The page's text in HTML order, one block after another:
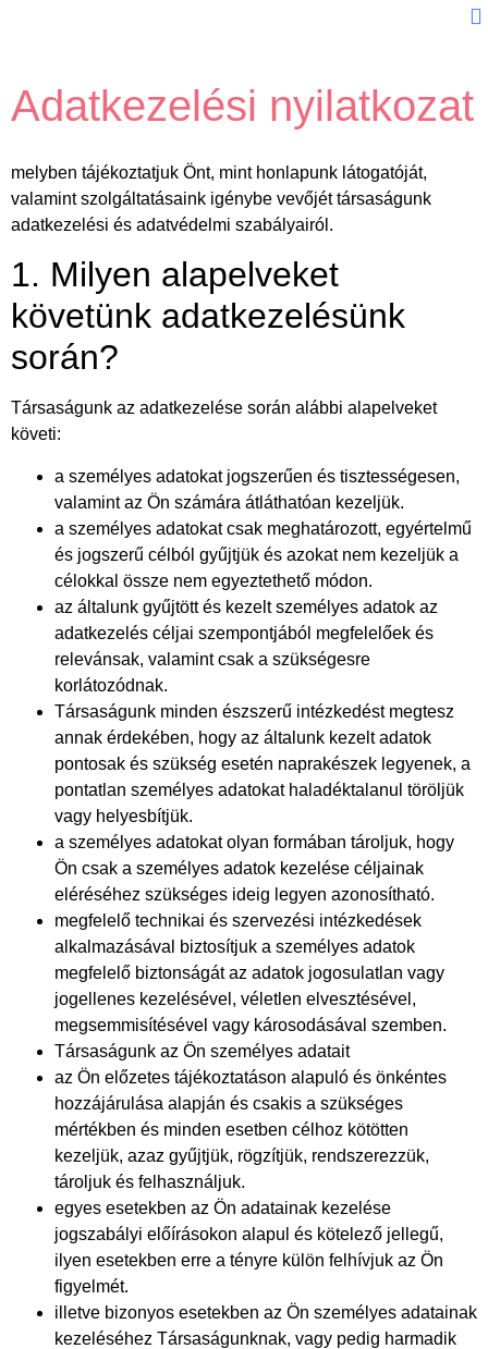
Adatkezelési nyilatkozat
melyben tájékoztatjuk Önt, mint honlapunk látogatóját,
valamint szolgáltatásaink igénybe vevőjét társaságunk
adatkezelési és adatvédelmi szabályairól.
1. Milyen alapelveket
követünk adatkezelésünk
során?
Társaságunk az adatkezelése során alábbi alapelveket
követi:
a személyes adatokat jogszerűen és tisztességesen,
valamint az Ön számára átláthatóan kezeljük.
a személyes adatokat csak meghatározott, egyértelmű
és jogszerű célból gyűjtjük és azokat nem kezeljük a
célokkal össze nem egyeztethető módon.
az általunk gyűjtött és kezelt személyes adatok az
adatkezelés céljai szempontjából megfelelőek és
relevánsak, valamint csak a szükségesre
korlátozódnak.
Társaságunk minden észszerű intézkedést megtesz
annak érdekében, hogy az általunk kezelt adatok
pontosak és szükség esetén naprakészek legyenek, a
pontatlan személyes adatokat haladéktalanul töröljük
vagy helyesbítjük.
a személyes adatokat olyan formában tároljuk, hogy
Ön csak a személyes adatok kezelése céljainak
eléréséhez szükséges ideig legyen azonosítható.
megfelelő technikai és szervezési intézkedések
alkalmazásával biztosítjuk a személyes adatok
megfelelő biztonságát az adatok jogosulatlan vagy
jogellenes kezelésével, véletlen elvesztésével,
megsemmisítésével vagy károsodásával szemben.
Társaságunk az Ön személyes adatait
az Ön előzetes tájékoztatáson alapuló és önkéntes
hozzájárulása alapján és csakis a szükséges
mértékben és minden esetben célhoz kötötten
kezeljük, azaz gyűjtjük, rögzítjük, rendszerezzük,
tároljuk és felhasználjuk.
egyes esetekben az Ön adatainak kezelése
jogszabályi előírásokon alapul és kötelező jellegű,
ilyen esetekben erre a tényre külön felhívjuk az Ön
figyelmét.
illetve bizonyos esetekben az Ön személyes adatainak
kezeléséhez Társaságunknak, vagy pedig harmadik